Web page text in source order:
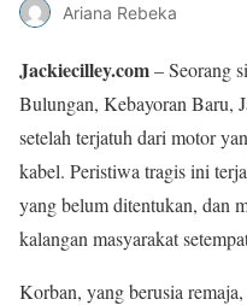
Ariana Rebeka
Jackiecilley.com– Seorang
Bulungan, Kebayoran Baru,
setelah terjatuh dari motor
kabel. Peristiwa tragis ini
yang belum ditentukan, dan
kalangan masyarakat
Korban, yang berusia